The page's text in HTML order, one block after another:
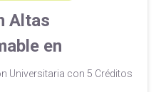
Altas
en
Universitaria con 5 Créditos